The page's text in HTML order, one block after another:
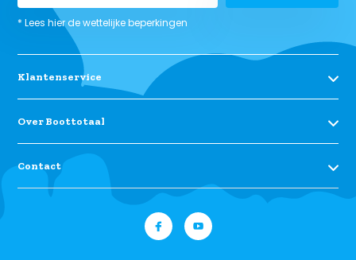
* Lees hier de wettelijke beperkingen
Klantenservice
Over Boottotaal
Contact